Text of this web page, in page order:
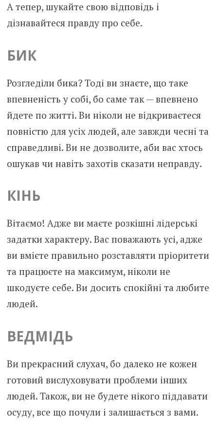
А тепер, шукайте свою відповідь і
дізнавайтеся правду про себе.
БИК
Розгледіли бика? Тоді ви знаєте, що таке
впевненість у собі, бо саме так — впевнено
йдете по житті. Ви ніколи не відкриваєтеся
повністю для усіх людей, але завжди чесні та
справедливі. Ви не дозволите, аби вас хтось
ошукав чи навіть захотів сказати неправду.
КІНЬ
Вітаємо! Адже ви маєте розкішні лідерські
задатки характеру. Вас поважають усі, адже
ви вмієте правильно розставляти пріоритети
та працюєте на максимум, ніколи не
шкодуєте себе. Ви досить спокійні та любите
людей.
ВЕДМІДЬ
Ви прекрасний слухач, бо далеко не кожен
готовий вислуховувати проблеми інших
людей. Також, ви не будете нікого піддавати
осуду, все що почули і залишається з вами.